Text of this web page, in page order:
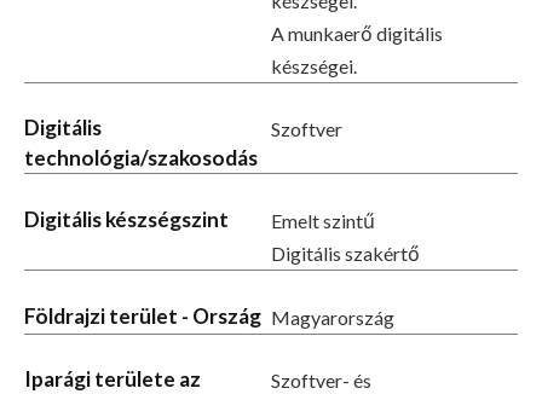
A munkaerő digitális
készségei.
Digitális
technológia/szakosodás
Szoftver
Digitális készségszint
Emelt szintű
Digitális szakértő
Földrajzi terület - Ország Magyarország
Iparági területe az
Szoftver- és